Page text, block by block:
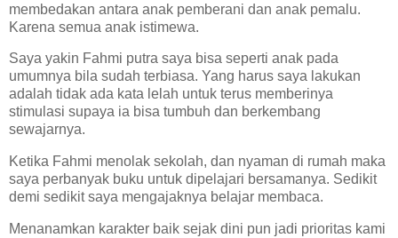
membedakan antara anak pemberani dan anak pemalu.
Karena semua anak istimewa.
Saya yakin Fahmi putra saya bisa seperti anak pada
umumnya bila sudah terbiasa. Yang harus saya lakukan
adalah tidak ada kata lelah untuk terus memberinya
stimulasi supaya ia bisa tumbuh dan berkembang
sewajarnya.
Ketika Fahmi menolak sekolah, dan nyaman di rumah maka
saya perbanyak buku untuk dipelajari bersamanya. Sedikit
demi sedikit saya mengajaknya belajar membaca.
Menanamkan karakter baik sejak dini pun jadi prioritas kami